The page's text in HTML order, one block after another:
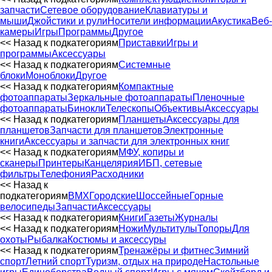
запчастиСетевое оборудованиеКлавиатуры и
мышиДжойстики и рулиНосители информацииАкустикаВеб-
камерыИгрыПрограммыДругое
<< Назад к подкатегориямПриставкиИгры и
программыАксессуары
<< Назад к подкатегориямСистемные
блокиМоноблокиДругое
<< Назад к подкатегориямКомпактные
фотоаппаратыЗеркальные фотоаппаратыПленочные
фотоаппаратыБиноклиТелескопыОбъективыАксессуары
<< Назад к подкатегориямПланшетыАксессуары для
планшетовЗапчасти для планшетовЭлектронные
книгиАксессуары и запчасти для электронных книг
<< Назад к подкатегориямМФУ, копиры и
сканерыПринтерыКанцелярияИБП, сетевые
фильтрыТелефонияРасходники
<< Назад к
подкатегориямBMXГородскиеШоссейныеГорные
велосипедыЗапчастиАксессуары
<< Назад к подкатегориямКнигиГазетыЖурналы
<< Назад к подкатегориямНожиМультитулыТопорыДля
охотыРыбалкаКостюмы и аксессуры
<< Назад к подкатегориямТренажёры и фитнесЗимний
спортЛетний спортТуризм, отдых на природеНастольные